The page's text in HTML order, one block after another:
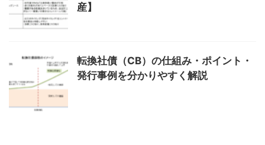
産】
転換社債（CB）の仕組み・ポイント・
発行事例を分かりやすく解説